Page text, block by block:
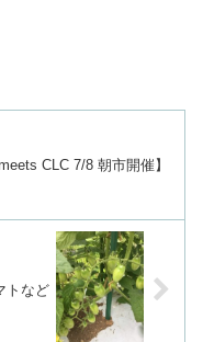
CLC 7/8 朝市開催】
トなど